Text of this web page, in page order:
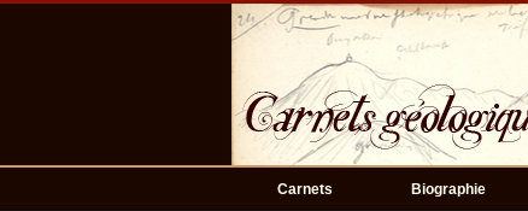
Carnets Biographie